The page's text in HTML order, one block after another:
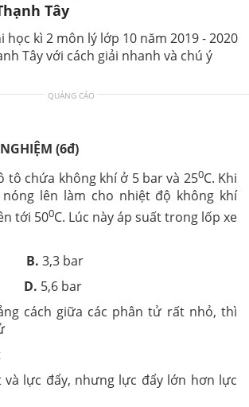
Tây
học kì 2 môn lý lớp 10 năm 2019 - 2020
Tây với cách giải nhanh và chú ý
QUẢNG CÁO
(6đ)
tô chứa không khí ở 5 bar và 250C. Khi
lên làm cho nhiệt độ không khí
tới 500C. Lúc này áp suất trong lốp xe
B. 3,3 bar
D. 5,6 bar
cách giữa các phân tử rất nhỏ, thì
và lực đẩy, nhưng lực đẩy lớn hơn lực